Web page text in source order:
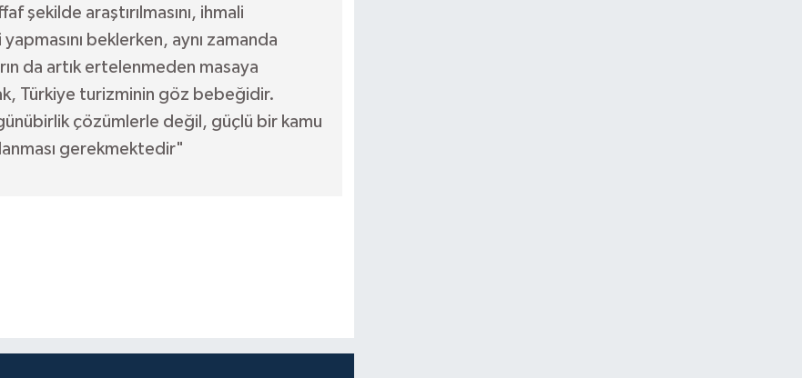
şekilde araştırılmasını, ihmali
beklerken, aynı zamanda
da artık ertelenmeden masaya
Türkiye turizminin göz bebeğidir.
çözümlerle değil, güçlü bir kamu
gerekmektedir"